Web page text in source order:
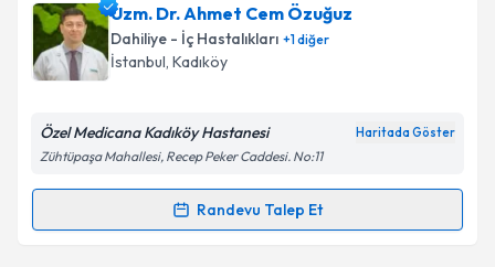
Dr. Öğr. Üyesi Bengisu Ayiçin randevu takvimi talebi
oluşturun. Size bu uzmandan randevu almanız için bir
takvim hazırlandığında e-posta ile bilgilendireceğiz.
Kişisel verilerimin işlenmesine ilişkin
Metni'ni okudum ve kişisel verilerimin belirtilen
Uzm. Dr. Ahmet Cem Özuğuz
Dahiliye - İç Hastalıkları +1diğer
İstanbul, Kadıköy
Özel Medicana Kadıköy Hastanesi Haritada Göster
Zühtüpaşa Mahallesi, Recep Peker Caddesi. No:11
Randevu Talep Et
Randevu Takvimi Talebi